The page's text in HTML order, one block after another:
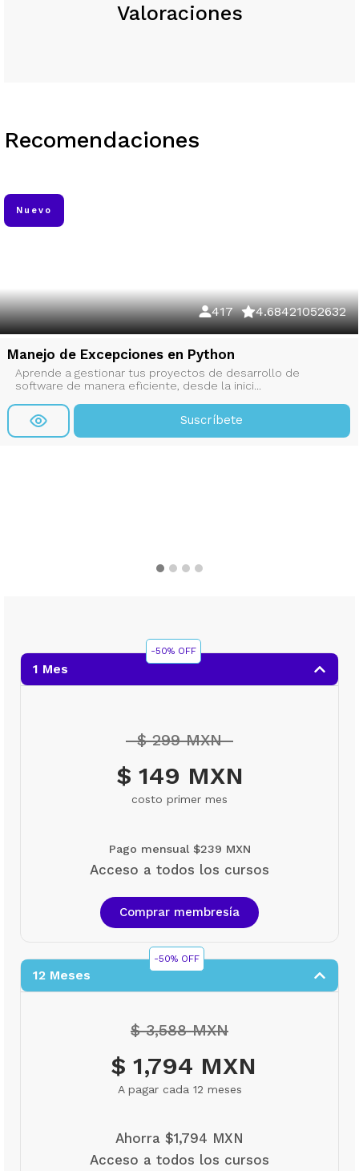
Valoraciones
Recomendaciones
Nuevo
417 4.68421052632
Manejo de Excepciones en Python
Aprende a gestionar tus proyectos de desarrollo de
software de manera eficiente, desde la inici...
Suscríbete
-50% OFF
1 Mes
$ 299 MXN
$ 149 MXN
costo primer mes
Pago mensual $239 MXN
Acceso a todos los cursos
Comprar membresía
-50% OFF
12 Meses
$ 3,588 MXN
$ 1,794 MXN
A pagar cada 12 meses
Ahorra $1,794 MXN
Acceso a todos los cursos